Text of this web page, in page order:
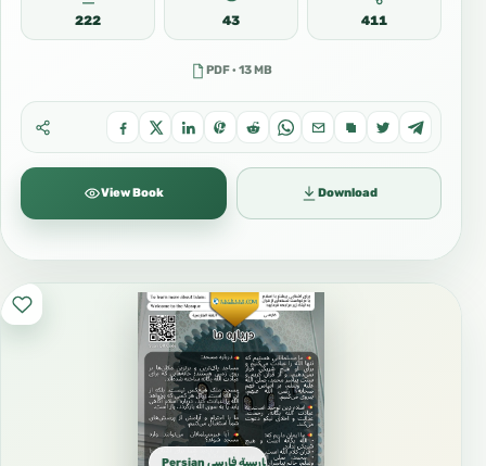
222 43 411
PDF · 13 MB
View Book Download
Persian فارسية فارسی Farsi